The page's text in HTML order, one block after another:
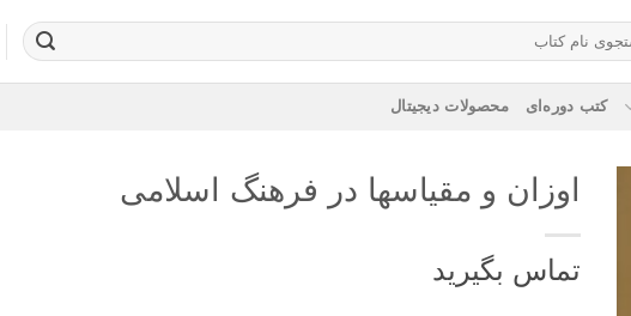
کتب دوره‌ای محصولات دیجیتال
اوزان و مقیاسها در فرهنگ اسلامی
تماس بگیرید